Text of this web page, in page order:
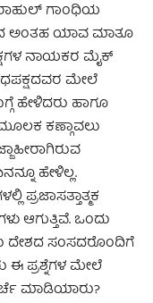
ಗಾಂಧಿಯ
ಅಂತಹ ಯಾವ ಮಾತೂ
ನಾಯಕರ ಮೈಕ್
ಮೇಲೆ
ಹೇಳಿದರು ಹಾಗೂ
ಕಣ್ಗಾವಲು
ಹೇಳಿಲ್ಲ.
ಪ್ರಜಾಸತ್ತಾತ್ಮಕ
ಆಗುತ್ತಿವೆ. ಒಂದು
ದೇಶದ ಸಂಸದರೊಂದಿಗೆ
ಪ್ರಶ್ನೆಗಳ ಮೇಲೆ
ಮಾಡಿಯಾರು?